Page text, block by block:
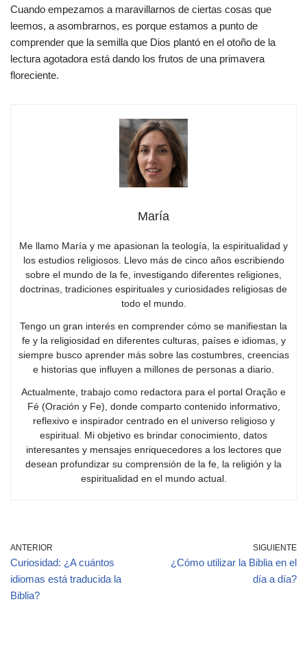
Cuando empezamos a maravillarnos de ciertas cosas que
leemos, a asombrarnos, es porque estamos a punto de
comprender que la semilla que Dios plantó en el otoño de la
lectura agotadora está dando los frutos de una primavera
floreciente.
María
Me llamo María y me apasionan la teología, la espiritualidad y
los estudios religiosos. Llevo más de cinco años escribiendo
sobre el mundo de la fe, investigando diferentes religiones,
doctrinas, tradiciones espirituales y curiosidades religiosas de
todo el mundo.
Tengo un gran interés en comprender cómo se manifiestan la
fe y la religiosidad en diferentes culturas, países e idiomas, y
siempre busco aprender más sobre las costumbres, creencias
e historias que influyen a millones de personas a diario.
Actualmente, trabajo como redactora para el portal Oração e
Fé (Oración y Fe), donde comparto contenido informativo,
reflexivo e inspirador centrado en el universo religioso y
espiritual. Mi objetivo es brindar conocimiento, datos
interesantes y mensajes enriquecedores a los lectores que
desean profundizar su comprensión de la fe, la religión y la
espiritualidad en el mundo actual.
ANTERIOR
Curiosidad: ¿A cuántos
idiomas está traducida la
Biblia?
SIGUIENTE
¿Cómo utilizar la Biblia en el
día a día?